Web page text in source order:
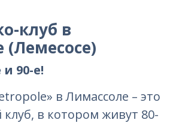
клуб в
(Лемесосе)
90-е!
в Лимассоле – это
в котором живут 80-